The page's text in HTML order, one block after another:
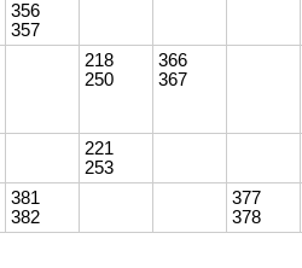
356
357
218
250
366
367
221
253
381
382
377
378